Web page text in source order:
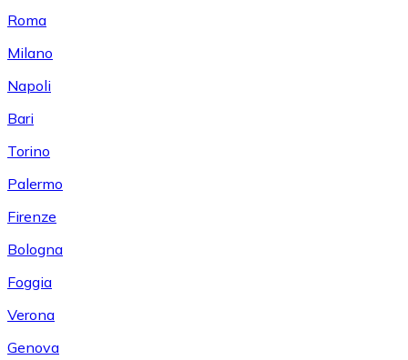
Roma
Milano
Napoli
Bari
Torino
Palermo
Firenze
Bologna
Foggia
Verona
Genova